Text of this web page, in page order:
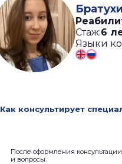
Стаж:6
Языки
Как консультирует
После оформления
и вопросы.